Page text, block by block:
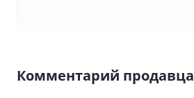
Комментарий продавца